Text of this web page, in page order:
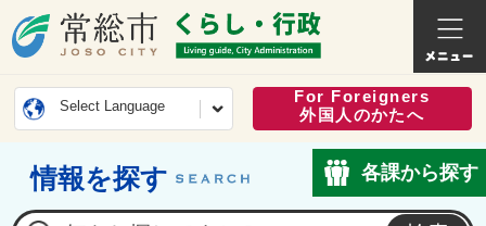
常総市公式ホームページ
くらし
Select Language
For Foreigners
外国人のかたへ
情報を探す 各課から探す